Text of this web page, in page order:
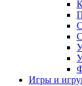
Игры и